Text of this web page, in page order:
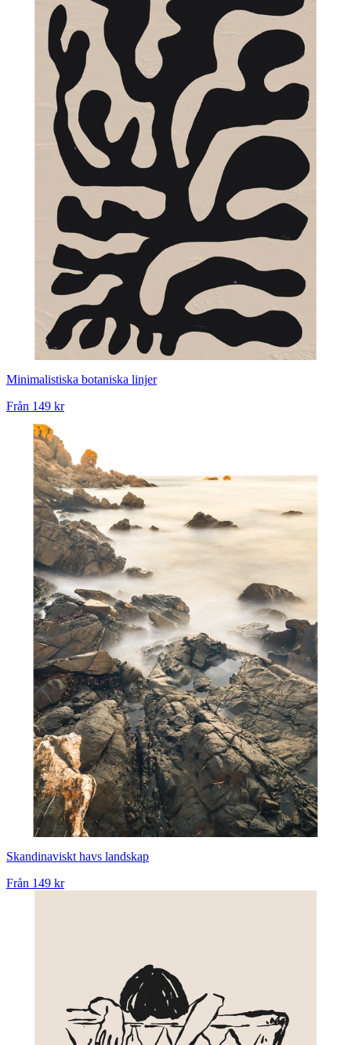
Minimalistiska botaniska linjer
Från 149 kr
Skandinaviskt havs landskap
Från 149 kr